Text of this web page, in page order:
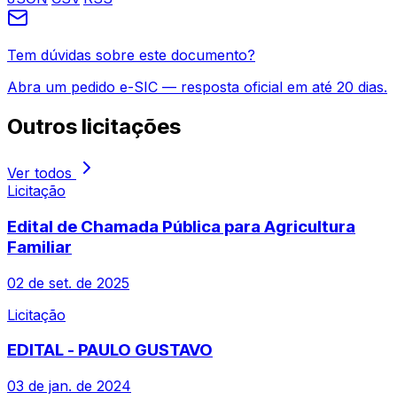
Tem dúvidas sobre este documento?
Abra um pedido e-SIC — resposta oficial em até 20 dias.
Outros licitações
Ver todos
Licitação
Edital de Chamada Pública para Agricultura
Familiar
02 de set. de 2025
Licitação
EDITAL - PAULO GUSTAVO
03 de jan. de 2024